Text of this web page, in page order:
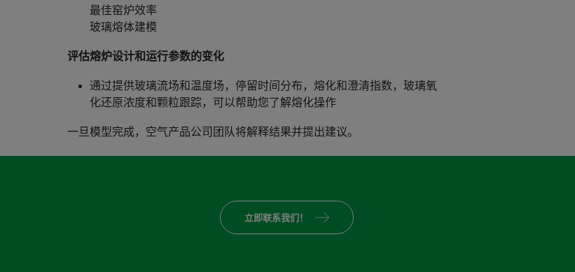
最佳窑炉效率
玻璃熔体建模
评估熔炉设计和运行参数的变化
通过提供玻璃流场和温度场，停留时间分布，熔化和澄清指数，玻璃氧
化还原浓度和颗粒跟踪，可以帮助您了解熔化操作
一旦模型完成，空气产品公司团队将解释结果并提出建议。
立即联系我们！